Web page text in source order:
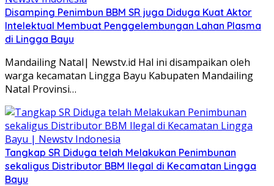
Disamping Penimbun BBM SR juga Diduga Kuat Aktor
Intelektual Membuat Penggelembungan Lahan Plasma
di Lingga Bayu
Mandailing Natal| Newstv.id Hal ini disampaikan oleh
warga kecamatan Lingga Bayu Kabupaten Mandailing
Natal Provinsi…
Tangkap SR Diduga telah Melakukan Penimbunan
sekaligus Distributor BBM Ilegal di Kecamatan Lingga
Bayu